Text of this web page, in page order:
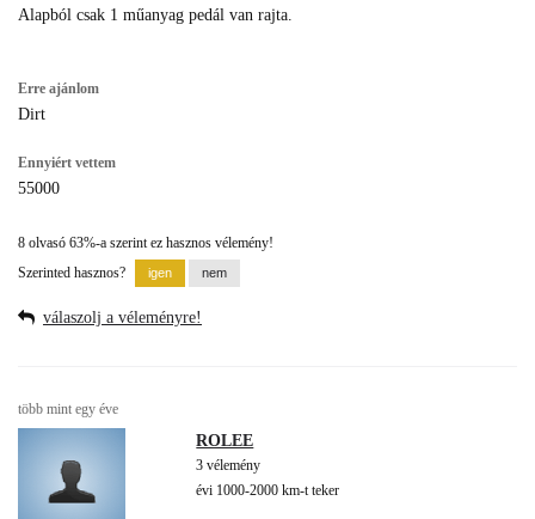
Alapból csak 1 műanyag pedál van rajta.
Erre ajánlom
Dirt
Ennyiért vettem
55000
8 olvasó 63%-a szerint ez hasznos vélemény!
Szerinted hasznos?
válaszolj a véleményre!
több mint egy éve
ROLEE
3 vélemény
évi 1000-2000 km-t teker